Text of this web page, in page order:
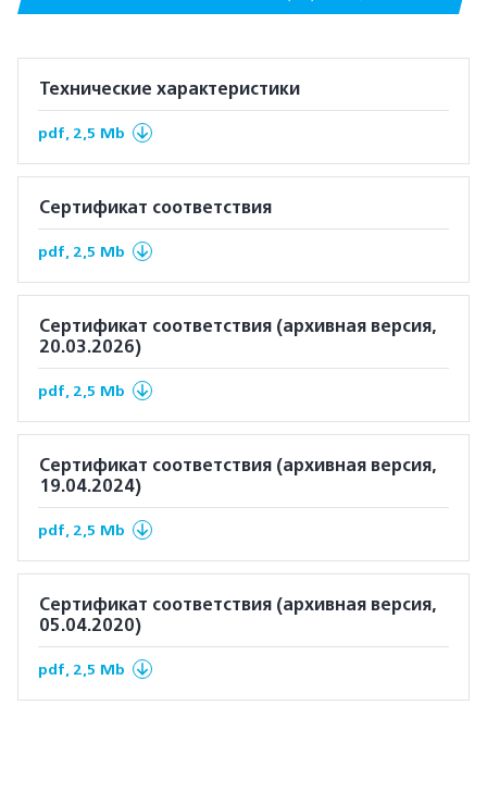
Технические характеристики
pdf, 2,5 Mb
Сертификат соответствия
pdf, 2,5 Mb
Сертификат соответствия (архивная версия,
20.03.2026)
pdf, 2,5 Mb
Сертификат соответствия (архивная версия,
19.04.2024)
pdf, 2,5 Mb
Сертификат соответствия (архивная версия,
05.04.2020)
pdf, 2,5 Mb